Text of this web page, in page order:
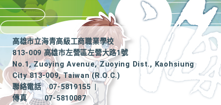
高雄市立海青高級工商職業學校
813-009 高雄市左營區左營大路1號
No.1, Zuoying Avenue, Zuoying Dist., Kaohsiung
City 813-009, Taiwan (R.O.C.)
聯絡電話
07-5819155
|
傳真
07-5810087